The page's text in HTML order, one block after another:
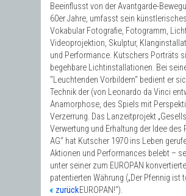
Beeinflusst von der Avantgarde-
60er Jahre, umfasst sein künstlerisches
Vokabular Fotografie, Fotogramm,
Videoprojektion, Skulptur,
und Performance. Kutschers Porträts
begehbare Lichtinstallationen. Bei
“Leuchtenden Vorbildern“ bedient er
Technik der (von Leonardo da Vinci
Anamorphose, des Spiels mit
Verzerrung. Das Lanzeitprojekt
Verwertung und Erhaltung der Idee des
AG“ hat Kutscher 1970 ins Leben
Aktionen und Performances belebt –
unter seiner zum EUROPAN
patentierten Währung („Der Pfennig ist
lebe der EUROPAN!“).
zurück